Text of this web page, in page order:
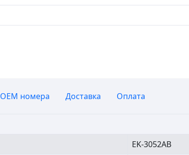
OEM номера Доставка Оплата
EK-3052AB